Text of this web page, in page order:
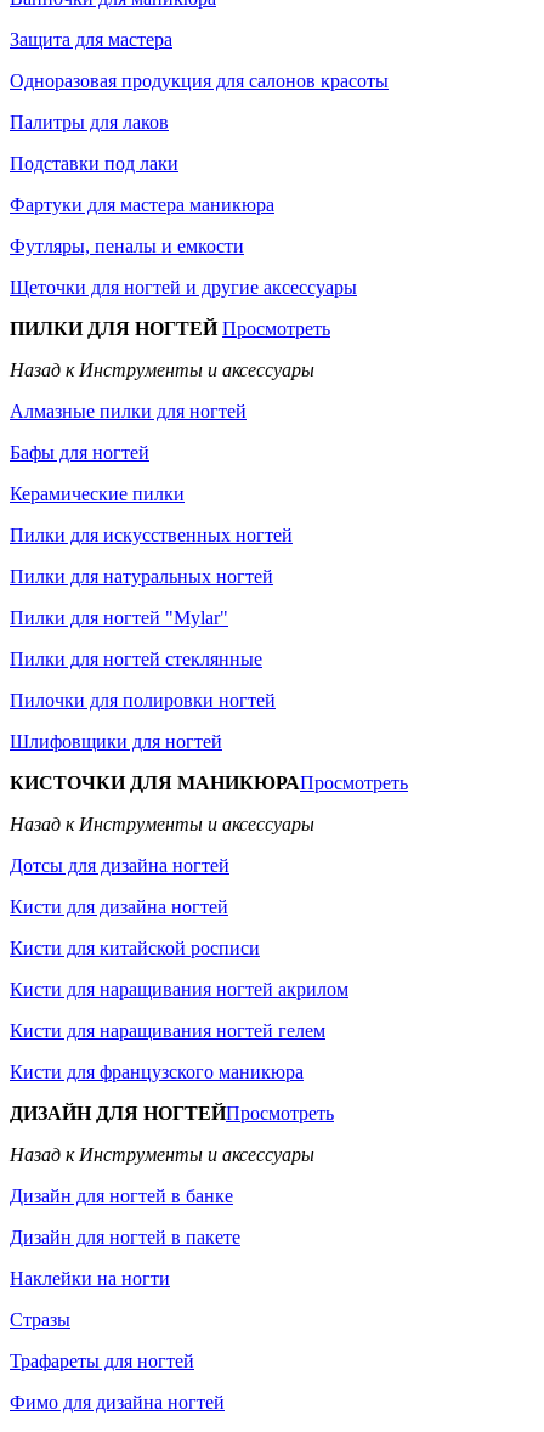
Защита для мастера
Одноразовая продукция для салонов красоты
Палитры для лаков
Подставки под лаки
Фартуки для мастера маникюра
Футляры, пеналы и емкости
Щеточки для ногтей и другие аксессуары
ПИЛКИ ДЛЯ НОГТЕЙПросмотреть
Назад к Инструменты и аксессуары
Алмазные пилки для ногтей
Бафы для ногтей
Керамические пилки
Пилки для искусственных ногтей
Пилки для натуральных ногтей
Пилки для ногтей "Mylar"
Пилки для ногтей стеклянные
Пилочки для полировки ногтей
Шлифовщики для ногтей
КИСТОЧКИ ДЛЯ МАНИКЮРАПросмотреть
Назад к Инструменты и аксессуары
Дотсы для дизайна ногтей
Кисти для дизайна ногтей
Кисти для китайской росписи
Кисти для наращивания ногтей акрилом
Кисти для наращивания ногтей гелем
Кисти для французского маникюра
ДИЗАЙН ДЛЯ НОГТЕЙПросмотреть
Назад к Инструменты и аксессуары
Дизайн для ногтей в банке
Дизайн для ногтей в пакете
Наклейки на ногти
Стразы
Трафареты для ногтей
Фимо для дизайна ногтей